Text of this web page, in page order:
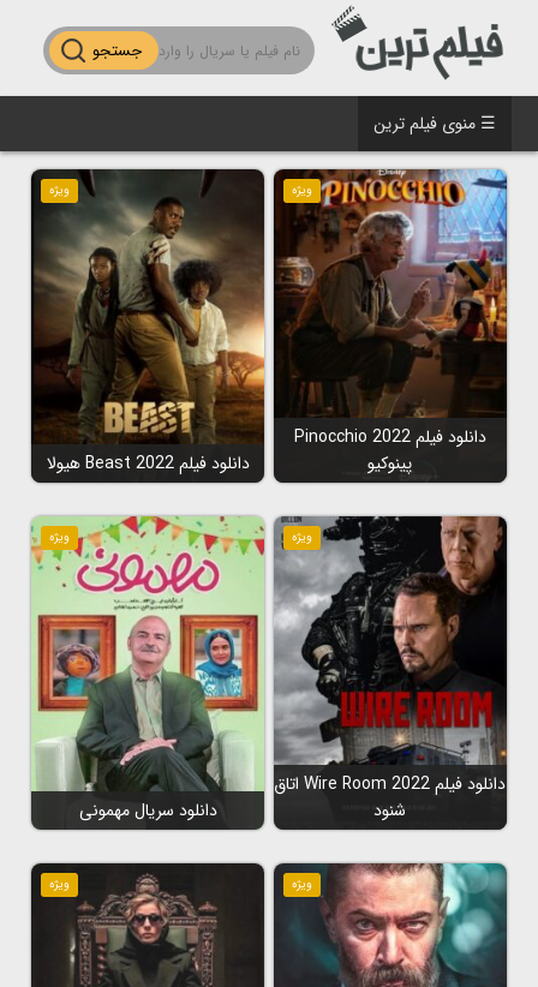
جستجو
☰ منوی فیلم ترین
ویژه
دانلود فیلم Pinocchio 2022
پینوکیو
ویژه
دانلود فیلم Beast 2022 هیولا
ویژه
دانلود فیلم Wire Room 2022 اتاق
شنود
ویژه
دانلود سریال مهمونی
ویژه ویژه